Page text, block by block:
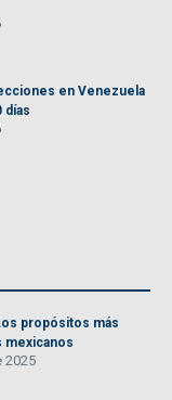
en Venezuela
días
propósitos más
mexicanos
2025